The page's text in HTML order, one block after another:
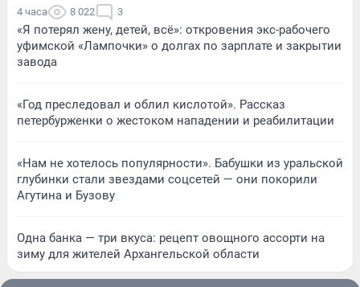
4 часа 8 022 3
«Я потерял жену, детей, всё»: откровения экс-рабочего
уфимской «Лампочки» о долгах по зарплате и закрытии
завода
«Год преследовал и облил кислотой». Рассказ
петербурженки о жестоком нападении и реабилитации
«Нам не хотелось популярности». Бабушки из уральской
глубинки стали звездами соцсетей — они покорили
Агутина и Бузову
Одна банка — три вкуса: рецепт овощного ассорти на
зиму для жителей Архангельской области